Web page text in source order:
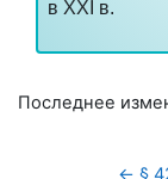
в XXI в.
Последнее
← §